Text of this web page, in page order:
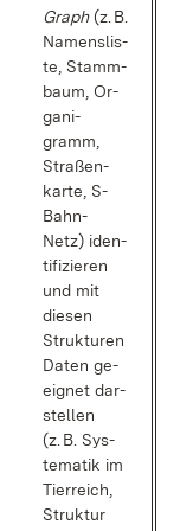
Graph(z. B.
Na­mens­lis­
te, Stamm­
baum, Or­
ga­ni­
gramm,
Stra­ßen­
kar­te, S-
Bahn-
Netz) iden­
ti­fi­zie­ren
und mit
die­sen
Struk­tu­ren
Da­ten ge­
eig­net dar­
stel­len
(z. B. Sys­
te­ma­tik im
Tier­reich,
Struk­tur